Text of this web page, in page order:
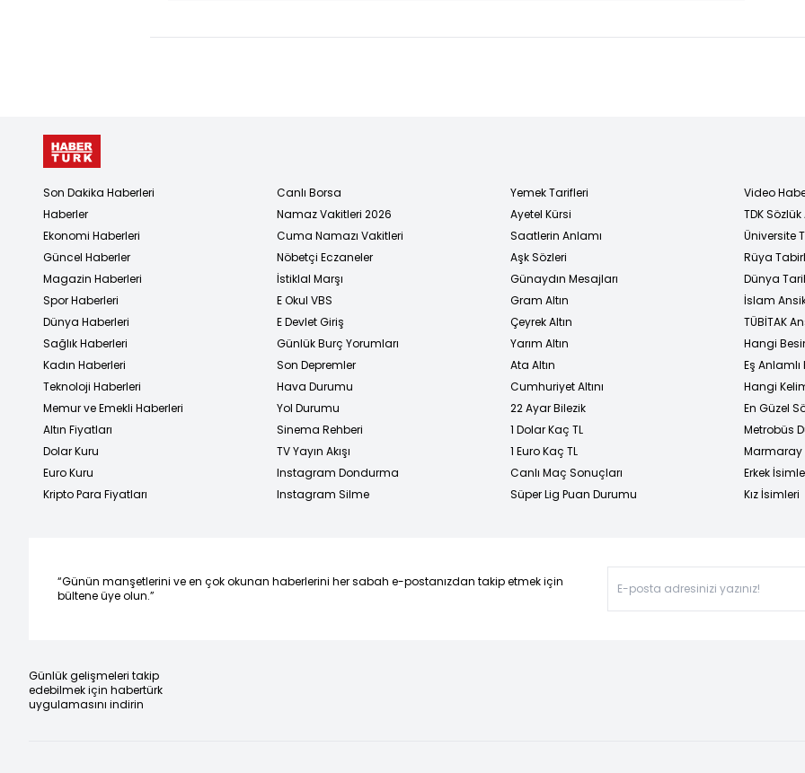
Son Dakika Haberleri
Haberler
Ekonomi Haberleri
Güncel Haberler
Magazin Haberleri
Spor Haberleri
Dünya Haberleri
Sağlık Haberleri
Kadın Haberleri
Teknoloji Haberleri
Memur ve Emekli Haberleri
Altın Fiyatları
Dolar Kuru
Euro Kuru
Kripto Para Fiyatları
Canlı Borsa
Namaz Vakitleri 2026
Cuma Namazı Vakitleri
Nöbetçi Eczaneler
İstiklal Marşı
E Okul VBS
E Devlet Giriş
Günlük Burç Yorumları
Son Depremler
Hava Durumu
Yol Durumu
Sinema Rehberi
TV Yayın Akışı
Instagram Dondurma
Instagram Silme
Yemek Tarifleri
Ayetel Kürsi
Saatlerin Anlamı
Aşk Sözleri
Günaydın Mesajları
Gram Altın
Çeyrek Altın
Yarım Altın
Ata Altın
Cumhuriyet Altını
22 Ayar Bilezik
1 Dolar Kaç TL
1 Euro Kaç TL
Canlı Maç Sonuçları
Süper Lig Puan Durumu
Video
TDK
Üniversite
Rüya
Dünya
İslam
TÜBİTAK
Hangi
Eş
Hangi
En Güzel
Metrobüs
Marmaray
Erkek
Kız İsimleri
“Günün manşetlerini ve en çok okunan haberlerini her sabah e-postanızdan takip etmek için
bültene üye olun.”
Günlük gelişmeleri takip
edebilmek için habertürk
uygulamasını indirin